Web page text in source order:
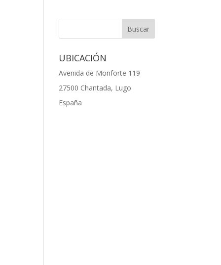
UBICACIÓN
Avenida de Monforte 119
27500 Chantada, Lugo
España